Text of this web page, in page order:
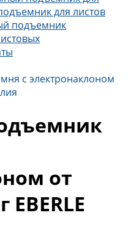
для листов
подъемник
с электронаклоном
от
EBERLE